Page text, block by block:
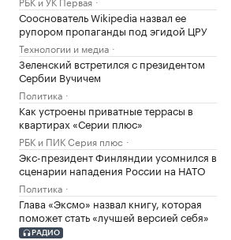
Сооснователь Wikipedia назвал ее
рупором пропаганды под эгидой ЦРУ
Технологии и медиа
Зеленский встретился с президентом
Сербии Вучичем
Политика
Как устроены приватные террасы в
квартирах «Серии плюс»
РБК и ПИК Серия плюс
Экс-президент Финляндии усомнился в
сценарии нападения России на НАТО
Политика
Глава «Эксмо» назвал книгу, которая
поможет стать «лучшей версией себя»
РАДИО